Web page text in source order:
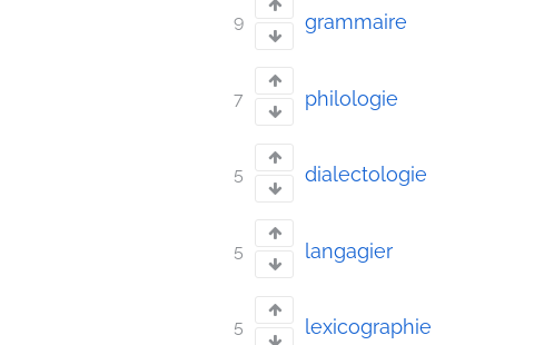
9 grammaire
7 philologie
5 dialectologie
5 langagier
5 lexicographie